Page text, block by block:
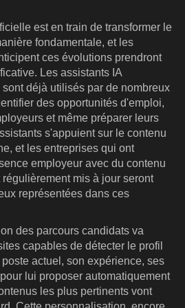
est en train de transformer le
fondamentale, et les
ces évolutions prendront
Les assistants IA
déjà utilisés par de nombreux
des opportunités d'emploi,
et même préparer leurs
s'appuient sur le contenu
et les entreprises qui ont
employeur avec du contenu
régulièrement mis à jour seront
représentées dans ces
des parcours candidats va
capables de détecter le profil
actuel, son expérience, ses
lui proposer automatiquement
les plus pertinents vont